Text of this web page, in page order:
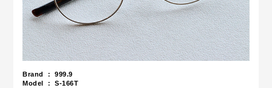
Brand ： 999.9
Model ： S-166T